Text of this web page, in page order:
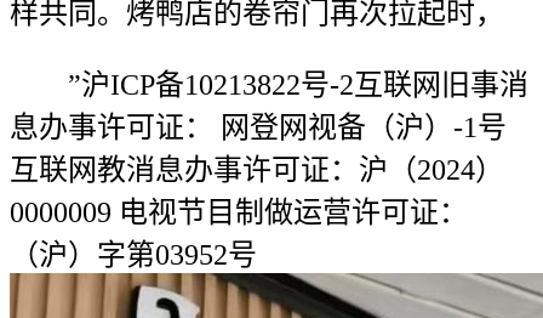
样共同。烤鸭店的卷帘门再次拉起时，
”沪ICP备10213822号-2互联网旧事消
息办事许可证： 网登网视备（沪）-1号
互联网教消息办事许可证：沪（2024）
0000009 电视节目制做运营许可证：
（沪）字第03952号